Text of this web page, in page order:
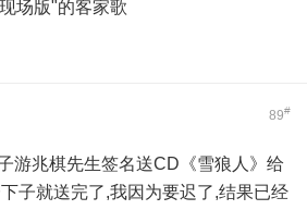
场版"的客家歌
89#
游兆棋先生签名送CD《雪狼人》给
子就送完了,我因为要迟了,结果已经